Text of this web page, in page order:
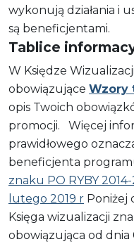
wykonują działania i
są beneficjentami.
Tablice
W Księdze
obowiązujące Wzory
opis Twoich
promocji. Więcej
prawidłowego
beneficjenta
znaku PO RYBY
lutego 2019 r Poniżej
Księga wizualizacji
obowiązująca od dnia